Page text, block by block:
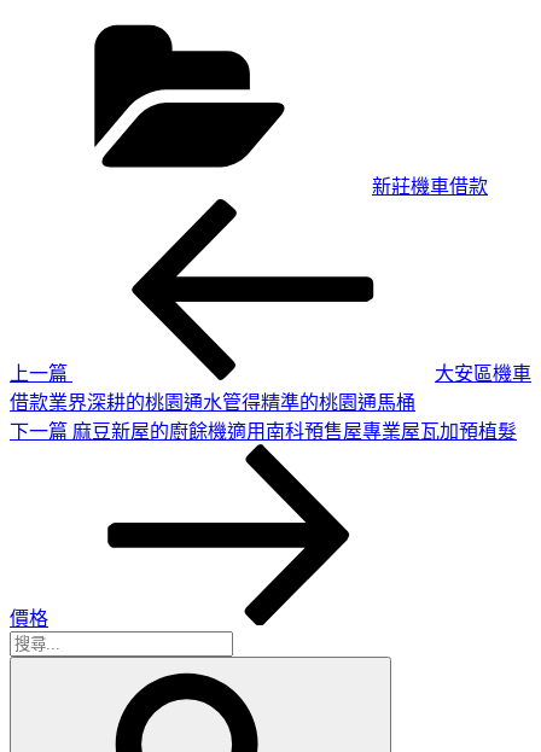
新莊機車借款
上一篇
大安區機車
借款業界深耕的桃園通水管得精準的桃園通馬桶
下
下一篇 麻豆新屋的廚餘機適用南科預售屋專業屋瓦加預植髮
價格
搜